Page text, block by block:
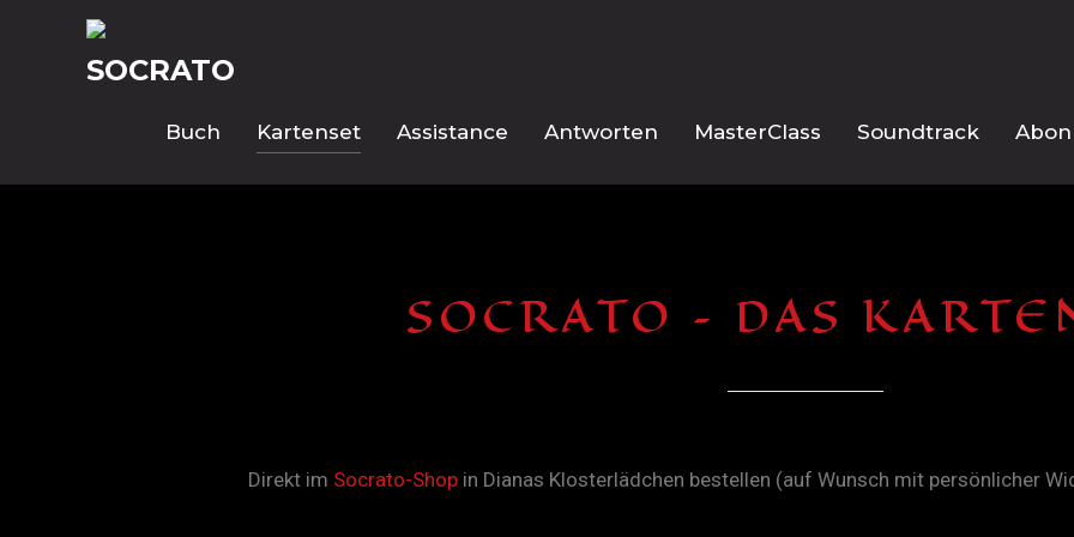
Buch Kartenset Assistance Antworten MasterClass Soundtrack
SOCRATO – DAS
Direkt im Socrato-Shop in Dianas Klosterlädchen bestellen (auf Wunsch mit persönlicher